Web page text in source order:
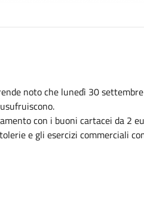
noto che lunedì 30
con i buoni cartacei da 2
e gli esercizi commerciali